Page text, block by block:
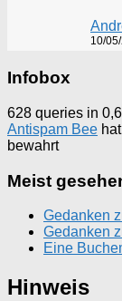
10/
Infobox
628 queries in
Antispam Bee
bewahrt
Meist
Gedanken
Gedanken
Eine
Hinweis